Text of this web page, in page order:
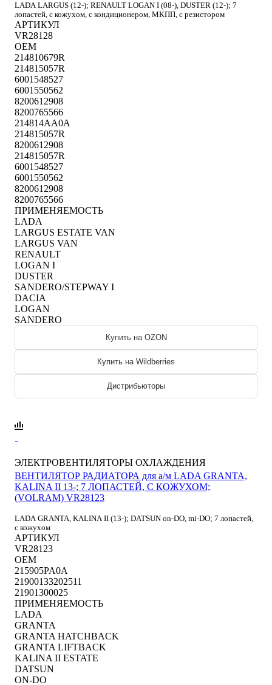
LADA LARGUS (12-); RENAULT LOGAN I (08-), DUSTER (12-); 7
лопастей, с кожухом, с кондиционером, МКПП, с резистором
АРТИКУЛ
VR28128
OEM
214810679R
214815057R
6001548527
6001550562
8200612908
8200765566
214814AA0A
214815057R
8200612908
214815057R
6001548527
6001550562
8200612908
8200765566
ПРИМЕНЯЕМОСТЬ
LADA
LARGUS ESTATE VAN
LARGUS VAN
RENAULT
LOGAN I
DUSTER
SANDERO/STEPWAY I
DACIA
LOGAN
SANDERO
Купить на OZON
Купить на Wildberries
Дистрибьюторы
ЭЛЕКТРОВЕНТИЛЯТОРЫ ОХЛАЖДЕНИЯ
ВЕНТИЛЯТОР РАДИАТОРА для а/м LADA GRANTA,
KALINA II 13-; 7 ЛОПАСТЕЙ, C КОЖУХОМ;
(VOLRAM) VR28123
LADA GRANTA, KALINA II (13-); DATSUN on-DO, mi-DO; 7 лопастей,
с кожухом
АРТИКУЛ
VR28123
OEM
215905PA0A
21900133202511
21901300025
ПРИМЕНЯЕМОСТЬ
LADA
GRANTA
GRANTA HATCHBACK
GRANTA LIFTBACK
KALINA II ESTATE
DATSUN
ON-DO